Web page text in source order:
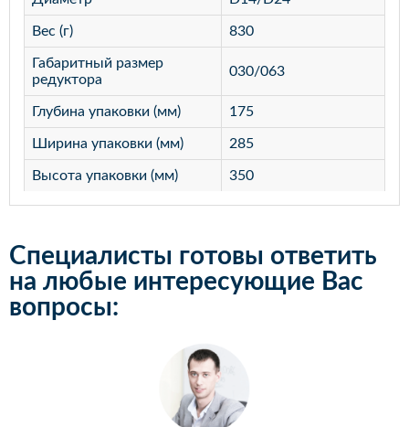
Вес (г) 830
Габаритный размер
редуктора
030/063
Глубина упаковки (мм) 175
Ширина упаковки (мм) 285
Высота упаковки (мм) 350
Специалисты готовы ответить
на любые интересующие Вас
вопросы: